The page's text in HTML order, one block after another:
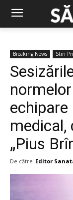
Breaking News Stiri
echipare
medical,
„Pius
De către Editor